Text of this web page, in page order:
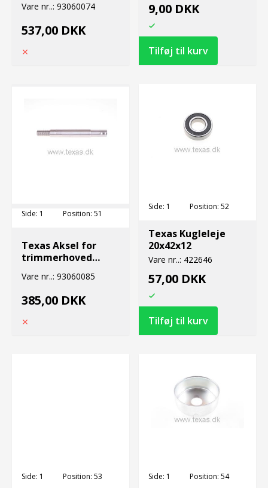
Vare nr..: 93060074
537,00 DKK
9,00 DKK
Side: 1 Position: 51
Texas Aksel for
trimmerhoved
Vare nr..: 93060085
385,00 DKK
Side: 1 Position: 52
Texas Kugleleje
20x42x12
Vare nr..: 422646
57,00 DKK
Side: 1 Position: 53 Side: 1 Position: 54